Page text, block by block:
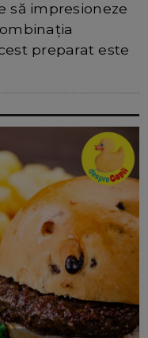
să impresioneze
preparat este